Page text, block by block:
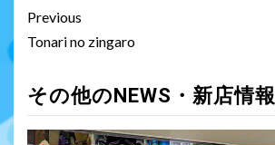
Previous
Tonari no zingaro
その他のNEWS・新店情報